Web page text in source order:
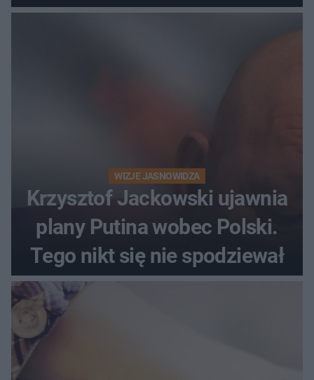
WIZJE JASNOWIDZA
Krzysztof Jackowski ujawnia
plany Putina wobec Polski.
Tego nikt się nie spodziewał